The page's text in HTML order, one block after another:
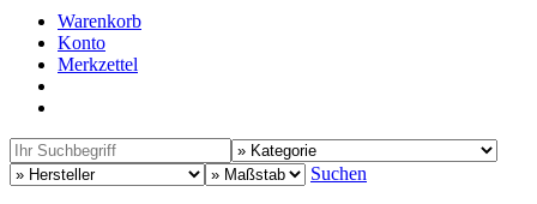
Warenkorb
Konto
Merkzettel
Suchen